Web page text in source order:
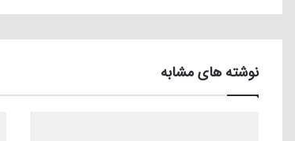
نوشته های مشابه